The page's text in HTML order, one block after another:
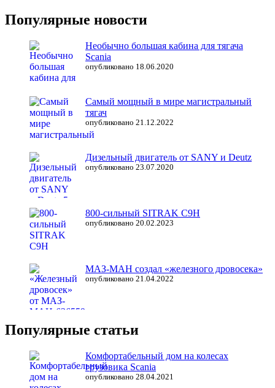
Популярные новости
Необычно большая кабина для тягача
Scania
опубликовано 18.06.2020
Самый мощный в мире магистральный
тягач
опубликовано 21.12.2022
Дизельный двигатель от SANY и Deutz
опубликовано 23.07.2020
800-сильный SITRAK C9H
опубликовано 20.02.2023
МАЗ-МАН создал «железного дровосека»
опубликовано 21.04.2022
Популярные статьи
Комфортабельный дом на колесах
грузовика Scania
опубликовано 28.04.2021